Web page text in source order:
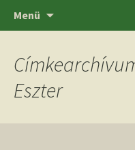
SZTE BTK
Menü
Eszter